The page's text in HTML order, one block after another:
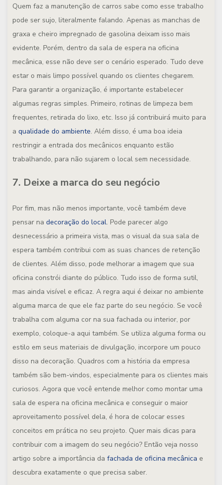
Quem faz a manutenção de carros sabe como esse trabalho
pode ser sujo, literalmente falando. Apenas as manchas de
graxa e cheiro impregnado de gasolina deixam isso mais
evidente. Porém, dentro da sala de espera na oficina
mecânica, esse não deve ser o cenário esperado. Tudo deve
estar o mais limpo possível quando os clientes chegarem.
Para garantir a organização, é importante estabelecer
algumas regras simples. Primeiro, rotinas de limpeza bem
frequentes, retirada do lixo, etc. Isso já contribuirá muito para
a qualidade do ambiente. Além disso, é uma boa ideia
restringir a entrada dos mecânicos enquanto estão
trabalhando, para não sujarem o local sem necessidade.
7. Deixe a marca do seu negócio
Por fim, mas não menos importante, você também deve
pensar na decoração do local. Pode parecer algo
desnecessário a primeira vista, mas o visual da sua sala de
espera também contribui com as suas chances de retenção
de clientes. Além disso, pode melhorar a imagem que sua
oficina constrói diante do público. Tudo isso de forma sutil,
mas ainda visível e eficaz. A regra aqui é deixar no ambiente
alguma marca de que ele faz parte do seu negócio. Se você
trabalha com alguma cor na sua fachada ou interior, por
exemplo, coloque-a aqui também. Se utiliza alguma forma ou
estilo em seus materiais de divulgação, incorpore um pouco
disso na decoração. Quadros com a história da empresa
também são bem-vindos, especialmente para os clientes mais
curiosos. Agora que você entende melhor como montar uma
sala de espera na oficina mecânica e conseguir o maior
aproveitamento possível dela, é hora de colocar esses
conceitos em prática no seu projeto. Quer mais dicas para
contribuir com a imagem do seu negócio? Então veja nosso
artigo sobre a importância da fachada de oficina mecânica e
descubra exatamente o que precisa saber.